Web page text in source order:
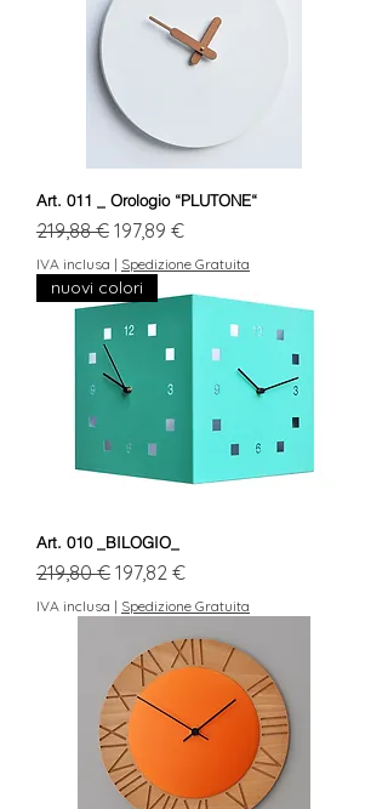
Art. 011 _ Orologio “PLUTONE“
Prezzo regolare
219,88 € Prezzo scontato
197,89 €
IVA inclusa | Spedizione Gratuita
nuovi colori
Art. 010 _BILOGIO_
Prezzo regolare
219,80 € Prezzo scontato
197,82 €
IVA inclusa | Spedizione Gratuita